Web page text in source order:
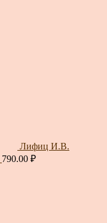
Лифиц И.В.
790.00 ₽